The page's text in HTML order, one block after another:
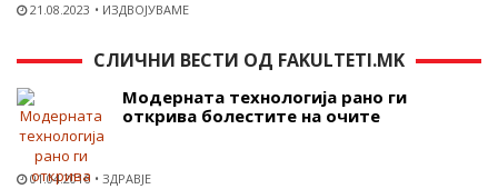
21.08.2023 ИЗДВОЈУВАМЕ
СЛИЧНИ ВЕСТИ ОД FAKULTETI.MK
Модерната технологија рано ги
открива болестите на очите
01.04.2016 ЗДРАВЈЕ